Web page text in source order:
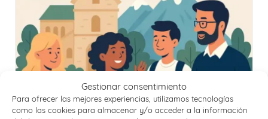
Gestionar consentimiento
Para ofrecer las mejores experiencias, utilizamos tecnologías
como las cookies para almacenar y/o acceder a la información